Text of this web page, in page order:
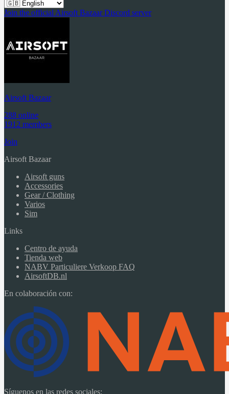
Join the official Airsoft Bazaar Discord server
Airsoft Bazaar
288 online
1912 members
Join
Airsoft Bazaar
Airsoft guns
Accessories
Gear / Clothing
Varios
Sim
Links
Centro de ayuda
Tienda web
NABV Particuliere Verkoop FAQ
AirsoftDB.nl
En colaboración con:
Síguenos en las redes sociales: